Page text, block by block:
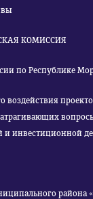
КОМИССИЯ
по Республике
воздействия
и инвестиционной
района